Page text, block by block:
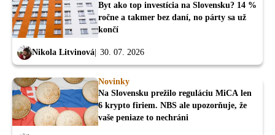
Byt ako top investícia na Slovensku? 14 %
ročne a takmer bez daní, no párty sa už
končí
Nikola Litvinová 30. 07. 2026
Novinky
Na Slovensku prežilo reguláciu MiCA len
6 krypto firiem. NBS ale upozorňuje, že
vaše peniaze to nechráni